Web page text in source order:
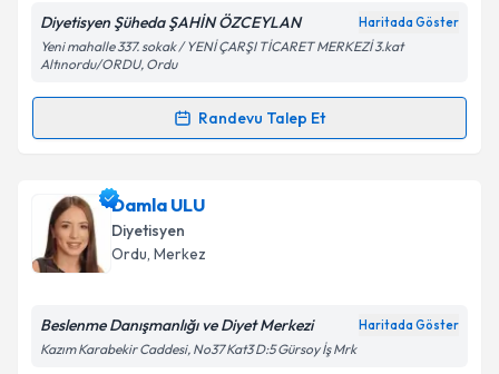
Diyetisyen Şüheda ŞAHİN ÖZCEYLAN Haritada Göster
Yeni mahalle 337. sokak / YENİ ÇARŞI TİCARET MERKEZİ 3.kat
Altınordu/ORDU, Ordu
Randevu Talep Et
Randevu Takvimi Talebi
Dyt. Şuheda Şahin Özceylan
talebi oluşturun. Size bu uzmandan randevu almanız
için bir takvim hazırlandığında e-posta ile
bilgilendireceğiz.
Damla ULU
Diyetisyen
Ordu, Merkez
Beslenme Danışmanlığı ve Diyet Merkezi Haritada Göster
Kazım Karabekir Caddesi, No37 Kat3 D:5 Gürsoy İş Mrk